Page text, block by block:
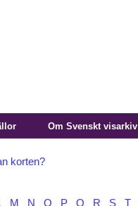
Om Svenskt visarkiv
korten?
M N O P Q R S T